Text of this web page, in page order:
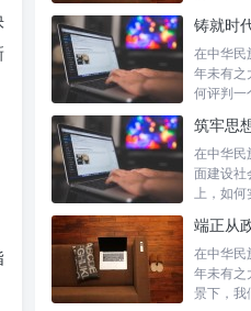
在中华民
年未有之
何评判一
在中华民
面建设社
上，如何
在中华民
年未有之
景下，我